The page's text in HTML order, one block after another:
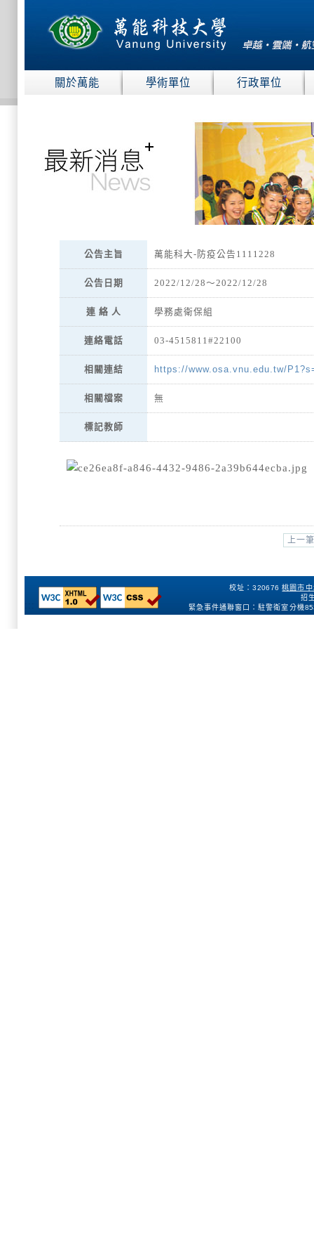
關於萬能 學術單位 行政單位
公告主旨 萬能科大-防疫公告1111228
公告日期 2022/12/28～2022/12/28
連 絡 人 學務處衛保組
連絡電話 03-4515811#22100
相關連結 https://www.osa.vnu.edu.tw/
相關檔案 無
標記教師
上一筆
校址：320676桃園市
招
緊急事件通聯窗口：駐警衛室分機